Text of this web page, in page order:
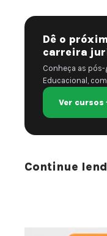
Dê o
carreira
Conheça as
Educacional,
Ver cursos
Continue